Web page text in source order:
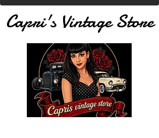
Capri's Vintage Store